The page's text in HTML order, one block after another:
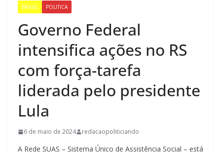
BRASIL POLITICA
Governo Federal
intensifica ações no RS
com força-tarefa
liderada pelo presidente
Lula
6 de maio de 2024 redacaopoliticiando
A Rede SUAS – Sistema Único de Assistência Social – está